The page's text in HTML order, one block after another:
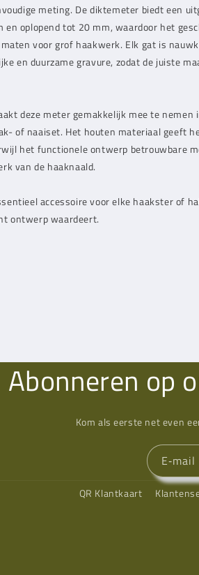
meting. De diktemeter biedt een
en oplopend tot 20 mm, waardoor het
voor grof haakwerk. Elk gat is
en duurzame gravure, zodat de juiste
deze meter gemakkelijk mee te nemen
of naaiset. Het houten materiaal geeft
het functionele ontwerp betrouwbare
van de haaknaald.
accessoire voor elke haakster of
ontwerp waardeert.
Abonneren op
Kom als eerste net even
E‑mail
QR Klantkaart